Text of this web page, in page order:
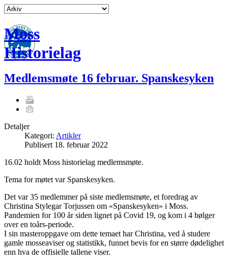
Moss
Historielag
Medlemsmøte 16 februar. Spanskesyken
Detaljer
Kategori: Artikler
Publisert 18. februar 2022
16.02 holdt Moss historielag medlemsmøte.
Tema for møtet var Spanskesyken.
Det var 35 medlemmer på siste medlemsmøte, et foredrag av
Christina Stylegar Torjussen om «Spanskesyken» i Moss.
Pandemien for 100 år siden lignet på Covid 19, og kom i 4 bølger
over en toårs-periode.
I sin masteroppgave om dette temaet har Christina, ved å studere
gamle mosseaviser og statistikk, funnet bevis for en større dødelighet
enn hva de offisielle tallene viser.